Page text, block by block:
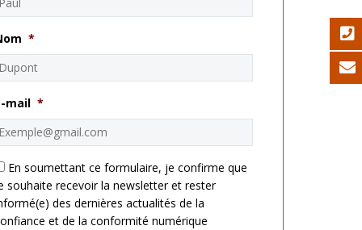
*
mail *
* En soumettant ce formulaire, je confirme que
souhaite recevoir la newsletter et rester
des dernières actualités de la
et de la conformité numérique